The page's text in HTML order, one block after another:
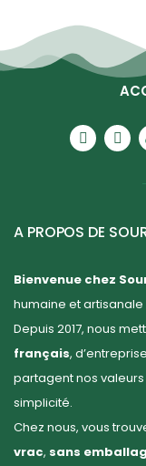
A PROPOS DE
Bienvenue chez
humaine et
Depuis 2017, nous
français,
partagent nos
simplicité.
Chez nous, vous
vrac, sans